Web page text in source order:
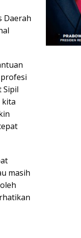
Daerah
Sipil
kita
masih